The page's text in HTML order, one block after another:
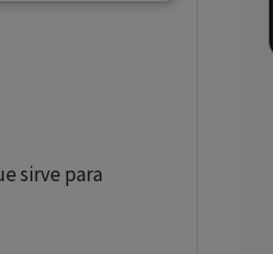
sirve para